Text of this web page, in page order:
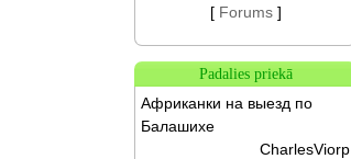
[ Forums]
Padalies priekā
Африканки на выезд по
Балашихе
CharlesViorp